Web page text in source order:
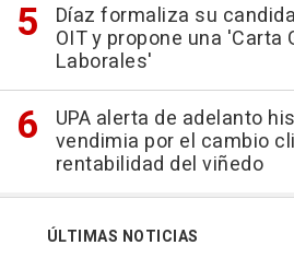
Díaz formaliza su
OIT y propone una 'Carta
Laborales'
UPA alerta de adelanto
vendimia por el cambio
rentabilidad del viñedo
ÚLTIMAS NOTICIAS